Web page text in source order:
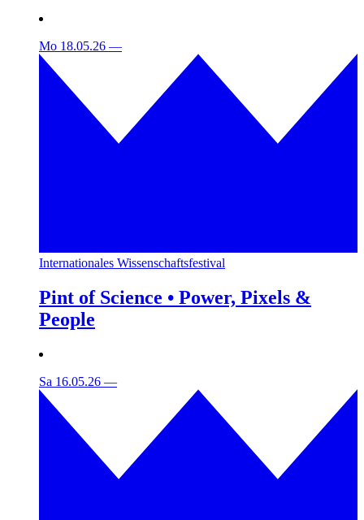
Mo 18.05.26 —
Internationales Wissenschaftsfestival
Pint of Science • Power, Pixels &
People
Sa 16.05.26 —